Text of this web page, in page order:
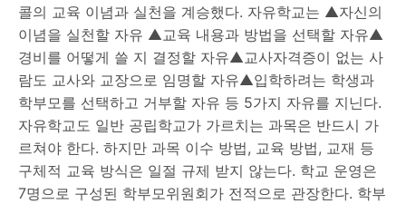
콜의 교육 이념과 실천을 계승했다. 자유학교는 ▲자신의
이념을 실천할 자유 ▲교육 내용과 방법을 선택할 자유▲
경비를 어떻게 쓸 지 결정할 자유▲교사자격증이 없는 사
람도 교사와 교장으로 임명할 자유▲입학하려는 학생과
학부모를 선택하고 거부할 자유 등 5가지 자유를 지닌다.
자유학교도 일반 공립학교가 가르치는 과목은 반드시 가
르쳐야 한다. 하지만 과목 이수 방법, 교육 방법, 교재 등
구체적 교육 방식은 일절 규제 받지 않는다. 학교 운영은
7명으로 구성된 학부모위원회가 전적으로 관장한다. 학부